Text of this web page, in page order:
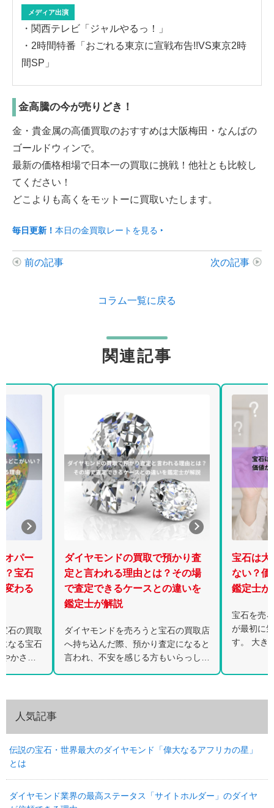
メディア出演
・関西テレビ「ジャルやるっ！」
・2時間特番「おごれる東京に宣戦布告!!VS東京2時
間SP」
金高騰の今が売りどき！
金・貴金属の高価買取のおすすめは大阪梅田・なんばの
ゴールドウィンで。
最新の価格相場で日本一の買取に挑戦！他社とも比較し
てください！
どこよりも高くをモットーに買取いたします。
毎日更新！ 本日の金買取レートを見る ‣
前の記事 次の記事
コラム一覧に戻る
関連記事
かり査
その場
違いを
の買取店
になると
らっしゃ
宝石は大きいだけでは高くなら
ない？価値が逆転するケースを
鑑定士が解説【2026年最新版】
が最初に気にされるのが石の大きさで
す。 大きなルビー、大粒のサファイ
ア、存在感のあるエメラルドを見る
昔のダイ
取査定で
機関・年
昔に購入
ネックレ
ません。
人気記事
伝説の宝石・世界最大のダイヤモンド「偉大なるアフリカの星」
とは
ダイヤモンド業界の最高ステータス「サイトホルダー」のダイヤ